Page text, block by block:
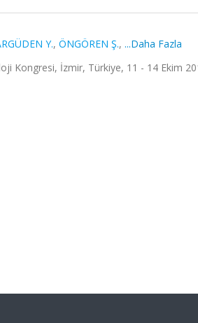
Y., ÖNGÖREN Ş., ...Daha Fazla
Kongresi, İzmir, Türkiye, 11 - 14 Ekim